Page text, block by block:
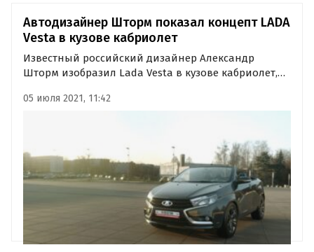
Автодизайнер Шторм показал концепт LADA
Vesta в кузове кабриолет
Известный российский дизайнер Александр
Шторм изобразил Lada Vesta в кузове кабриолет,
России, пишет iReactor. Стоимость такого
05 июля 2021, 11:42